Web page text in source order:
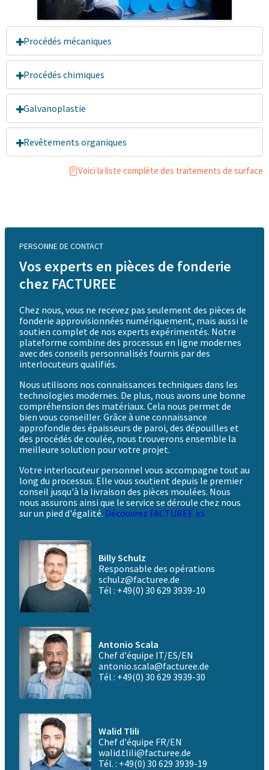
Procédés mécaniques
Procédés chimiques
Galvanoplastie
Revêtements organiques
Voici la liste complète des traitements de surface
PERSONNE DE CONTACT
Vos experts en pièces de fonderie
chez FACTUREE
Chez nous, vous ne recevez pas seulement des pièces de
fonderie approvisionnées numériquement, mais aussi le
soutien complet de nos experts expérimentés. Notre
plateforme combine des processus en ligne modernes
avec des conseils personnalisés fournis par des
interlocuteurs qualifiés.
Nous utilisons nos connaissances techniques dans les
technologies modernes. De plus, nous avons une bonne
compréhension des matériaux. Cela nous permet de
bien vous conseiller. Grâce à une connaissance
approfondie des épaisseurs de paroi, des dépouilles et
des procédés de coulée, nous trouverons ensemble la
meilleure solution pour votre projet.
Votre interlocuteur personnel vous accompagne tout au
long du processus. Elle vous soutient depuis le premier
conseil jusqu'à la livraison des pièces moulées. Nous
nous assurons ainsi que le service se déroule chez nous
sur un pied d'égalité. Découvrez FACTUREE ici.
Billy Schulz
Responsable des opérations
schulz@facturee.de
Tél : +49(0) 30 629 3939-10
Antonio Scala
Chef d'équipe IT/ES/EN
antonio.scala@facturee.de
Tél : +49(0) 30 629 3939-30
Walid Tlili
Chef d'équipe FR/EN
walid.tlili@facturee.de
Tél. : +49(0) 30 629 3939-19